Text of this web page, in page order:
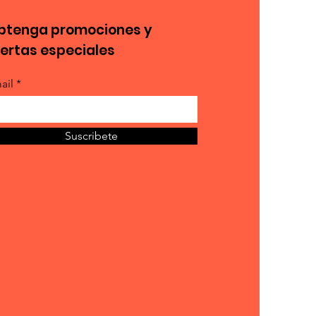
promociones y
especiales
*
Suscribete